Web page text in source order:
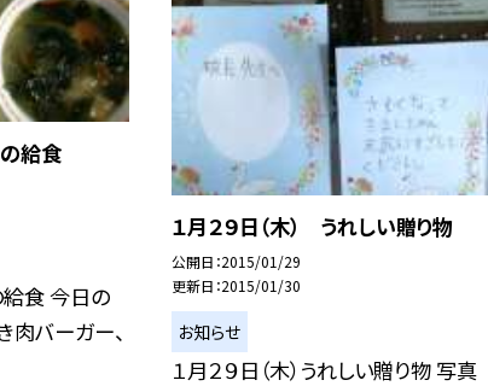
給食
給食 今日の
肉バーガー、
１月２９日（木） うれしい贈り物
公開日 2015/01/29
更新日 2015/01/30
お知らせ
１月２９日（木）うれしい贈り物 写真